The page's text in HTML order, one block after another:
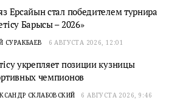
Ерсайын стал победителем турнира
Барысы – 2026»
СУРАКБАЕВ 6 АВГУСТА 2026, 12:01
укрепляет позиции кузницы
чемпионов
СКЛАБОВСКИЙ 6 АВГУСТА 2026, 9:46